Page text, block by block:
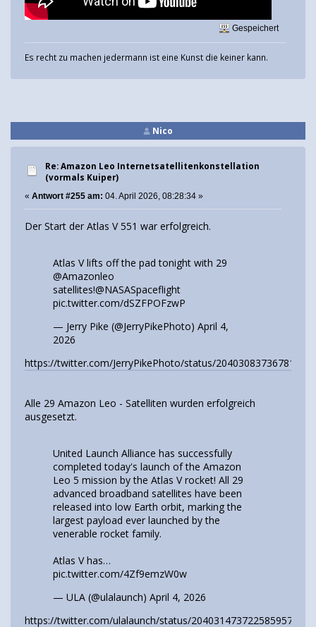
Gespeichert
Es recht zu machen jedermann ist eine Kunst die keiner kann.
Nico
Re: Amazon Leo Internetsatellitenkonstellation
(vormals Kuiper)
« Antwort #255 am: 04. April 2026, 08:28:34 »
Der Start der Atlas V 551 war erfolgreich.
Atlas V lifts off the pad tonight with 29
@Amazonleo
satellites!@NASASpaceflight
pic.twitter.com/dSZFPOFzwP
— Jerry Pike (@JerryPikePhoto) April 4,
2026
https://twitter.com/JerryPikePhoto/status/
Alle 29 Amazon Leo - Satelliten wurden erfolgreich
ausgesetzt.
United Launch Alliance has successfully
completed today's launch of the Amazon
Leo 5 mission by the Atlas V rocket! All 29
advanced broadband satellites have been
released into low Earth orbit, marking the
largest payload ever launched by the
venerable rocket family.
Atlas V has…
pic.twitter.com/4Zf9emzW0w
— ULA (@ulalaunch) April 4, 2026
https://twitter.com/ulalaunch/status/2040314737225859573